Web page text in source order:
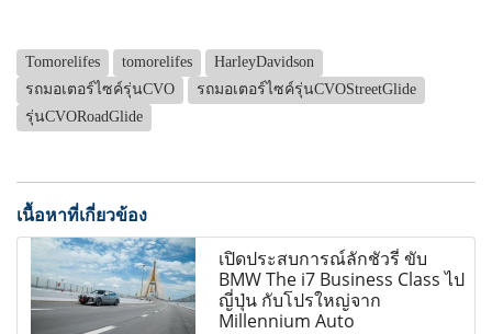
Tomorelifes tomorelifes
HarleyDavidson
รถมอเตอร์ไซค์รุ่นCVO
รถมอเตอร์ไซค์รุ่นCVOStreetGlide
รุ่นCVORoadGlide
เนื้อหาที่เกี่ยวข้อง
เปิดประสบการณ์ลักชัวรี่ ขับ
BMW The i7 Business Class ไป
ญี่ปุ่น กับโปรใหญ่จาก
Millennium Auto